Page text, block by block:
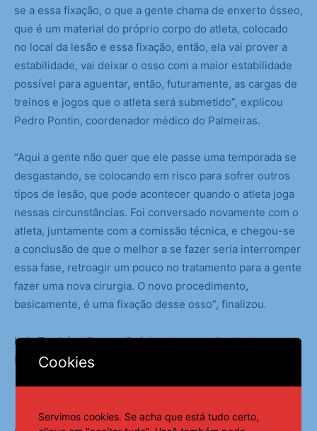
se a essa fixação, o que a gente chama de enxerto ósseo,
que é um material do próprio corpo do atleta, colocado
no local da lesão e essa fixação, então, ela vai prover a
estabilidade, vai deixar o osso com a maior estabilidade
possível para aguentar, então, futuramente, as cargas de
treinos e jogos que o atleta será submetido”, explicou
Pedro Pontin, coordenador médico do Palmeiras.
“Aqui a gente não quer que ele passe uma temporada se
desgastando, se colocando em risco para sofrer outros
tipos de lesão, que pode acontecer quando o atleta joga
nessas circunstâncias. Foi conversado novamente com o
atleta, juntamente com a comissão técnica, e chegou-se
a conclusão de que o melhor a se fazer seria interromper
essa fase, retroagir um pouco no tratamento para a gente
fazer uma nova cirurgia. O novo procedimento,
basicamente, é uma fixação desse osso”, finalizou.
Leia Também:Renato Gaúcho destaca atitude do
Fluminense a caminho das semifinais
Cookies
Servimos cookies. Se acha que está tudo certo,